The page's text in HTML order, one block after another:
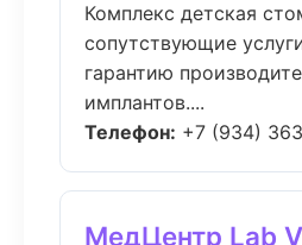
Комплекс детская
сопутствующие
гарантию
имплантов....
Телефон: +7 (934)
МедЦентр Lab